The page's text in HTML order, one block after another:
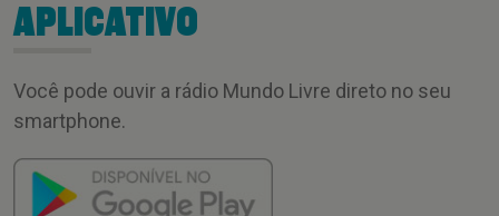
APLICATIVO
Você pode ouvir a rádio Mundo Livre direto no seu
smartphone.